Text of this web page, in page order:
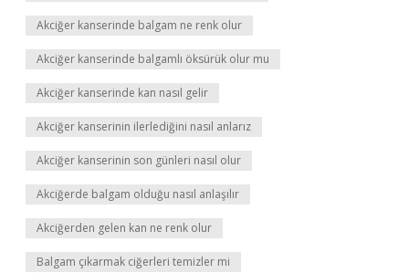
Akciğer kanserinde balgam ne renk olur
Akciğer kanserinde balgamlı öksürük olur mu
Akciğer kanserinde kan nasıl gelir
Akciğer kanserinin ilerlediğini nasıl anlarız
Akciğer kanserinin son günleri nasıl olur
Akciğerde balgam olduğu nasıl anlaşılır
Akciğerden gelen kan ne renk olur
Balgam çıkarmak ciğerleri temizler mi